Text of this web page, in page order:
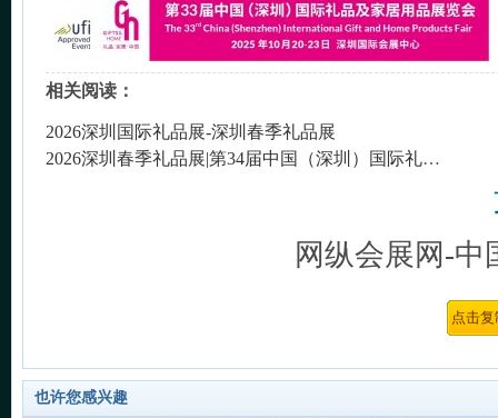
相关阅读：
2026深圳国际礼品展-深圳春季礼品展
2026深圳春季礼品展|第34届中国（深圳）国际礼品家居用品展览会
网纵会展网-中
也许您感兴趣